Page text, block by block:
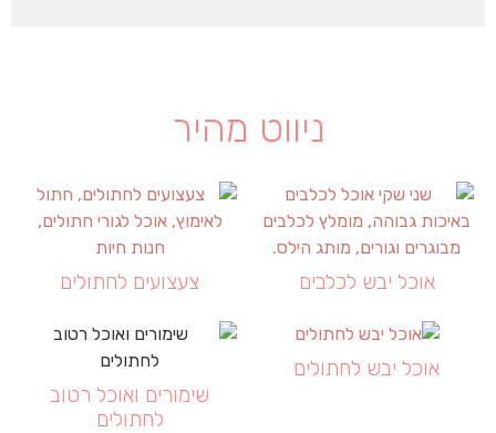
ניווט מהיר
אוכל יבש לכלבים צעצועים לחתולים
אוכל יבש לחתולים
שימורים ואוכל רטוב
לחתולים